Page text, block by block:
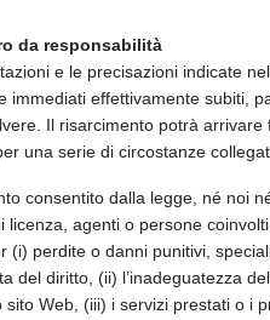
da responsabilità
e le precisazioni indicate
immediati effettivamente subiti,
Il risarcimento potrà
una serie di circostanze
consentito dalla legge, né noi
licenza, agenti o persone
(i) perdite o danni punitivi,
del diritto, (ii) l’inadeguatezza
sito Web, (iii) i servizi prestati o i